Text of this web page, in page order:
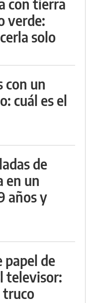
con tierra
verde:
solo
con un
cuál es el
de
en un
años y
papel de
televisor:
truco